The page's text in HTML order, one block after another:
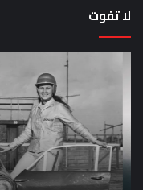
لا تفوت
لماذا
من
المشاركة
في
لومان